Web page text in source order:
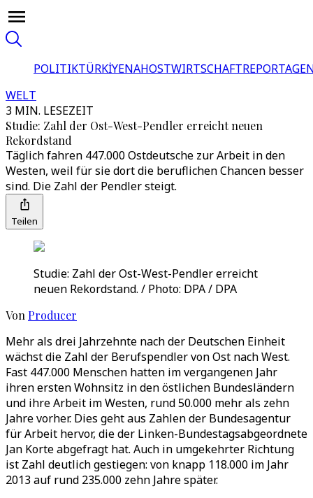
POLITIKTÜRKİYENAHOSTWIRTSCHAFT
WELT
3 MIN. LESEZEIT
Studie: Zahl der Ost-West-Pendler erreicht neuen
Rekordstand
Täglich fahren 447.000 Ostdeutsche zur Arbeit in den
Westen, weil für sie dort die beruflichen Chancen besser
sind. Die Zahl der Pendler steigt.
Teilen
Studie: Zahl der Ost-West-Pendler erreicht
neuen Rekordstand. / Photo: DPA / DPA
Von Producer
Mehr als drei Jahrzehnte nach der Deutschen Einheit
wächst die Zahl der Berufspendler von Ost nach West.
Fast 447.000 Menschen hatten im vergangenen Jahr
ihren ersten Wohnsitz in den östlichen Bundesländern
und ihre Arbeit im Westen, rund 50.000 mehr als zehn
Jahre vorher. Dies geht aus Zahlen der Bundesagentur
für Arbeit hervor, die der Linken-Bundestagsabgeordnete
Jan Korte abgefragt hat. Auch in umgekehrter Richtung
ist Zahl deutlich gestiegen: von knapp 118.000 im Jahr
2013 auf rund 235.000 zehn Jahre später.